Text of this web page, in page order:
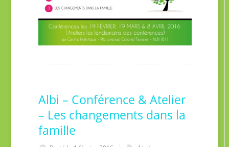
Albi – Conférence & Atelier
– Les changements dans la
famille